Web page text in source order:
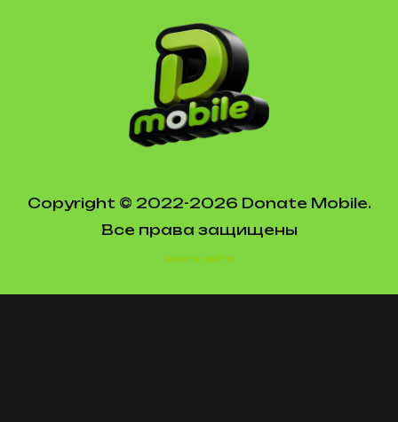
Copyright © 2022-2026 Donate Mobile.
Все права защищены
Карта сайта